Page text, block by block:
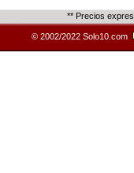
** Precios
© 2002/2022 Solo10.com